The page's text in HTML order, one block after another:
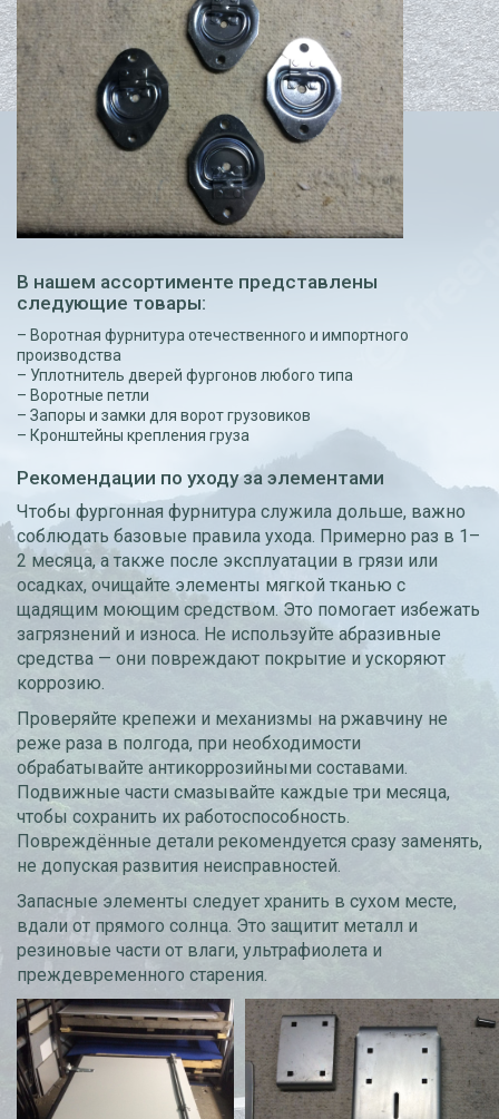
В нашем ассортименте представлены
следующие товары:
– Воротная фурнитура отечественного и импортного
производства
– Уплотнитель дверей фургонов любого типа
– Воротные петли
– Запоры и замки для ворот грузовиков
– Кронштейны крепления груза
Рекомендации по уходу за элементами
Чтобы фургонная фурнитура служила дольше, важно
соблюдать базовые правила ухода. Примерно раз в 1–
2 месяца, а также после эксплуатации в грязи или
осадках, очищайте элементы мягкой тканью с
щадящим моющим средством. Это помогает избежать
загрязнений и износа. Не используйте абразивные
средства — они повреждают покрытие и ускоряют
коррозию.
Проверяйте крепежи и механизмы на ржавчину не
реже раза в полгода, при необходимости
обрабатывайте антикоррозийными составами.
Подвижные части смазывайте каждые три месяца,
чтобы сохранить их работоспособность.
Повреждённые детали рекомендуется сразу заменять,
не допуская развития неисправностей.
Запасные элементы следует хранить в сухом месте,
вдали от прямого солнца. Это защитит металл и
резиновые части от влаги, ультрафиолета и
преждевременного старения.